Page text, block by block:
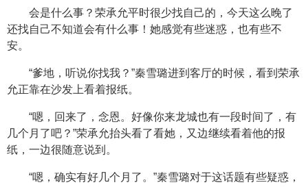
会是什么事？荣承允平时很少找自己的，今天这么晚了
还找自己不知道会有什么事！她感觉有些迷惑，也有些不
安。
“爹地，听说你找我？”秦雪璐进到客厅的时候，看到荣承
允正靠在沙发上看着报纸。
“嗯，回来了，念恩。好像你来龙城也有一段时间了，有
几个月了吧？”荣承允抬头看了看她，又边继续看着他的报
纸，一边很随意说到。
“嗯，确实有好几个月了。”秦雪璐对于这话题有些疑惑，